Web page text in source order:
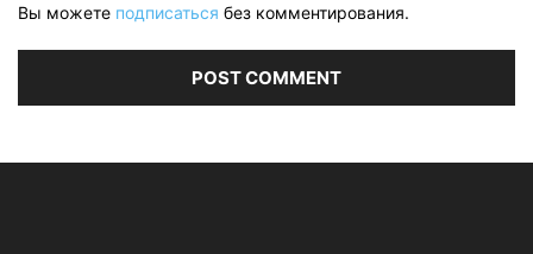
Вы можете подписаться без комментирования.